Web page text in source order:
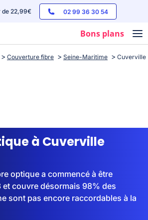
de 22,99€ 02 99 36 30 54
Bons plans
Couverture fibre Seine-Maritime Cuverville
à Cuverville
optique a commencé à être
couvre désormais 98% des
sont pas encore raccordables à la